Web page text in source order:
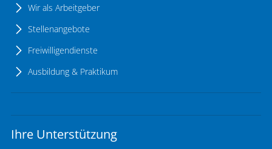
Wir als Arbeitgeber
Stellenangebote
Freiwilligendienste
Ausbildung & Praktikum
Ihre Unterstützung